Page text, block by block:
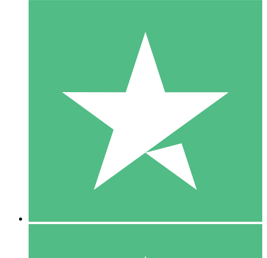
Individuele Creditpakketten
Betaal per gebruik met downloadtegoeden. Geen maandelijkse
1000